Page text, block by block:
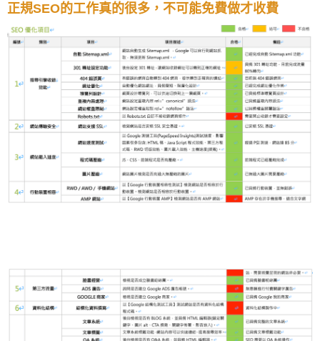
正規SEO的工作真的很多，不可能免費做才收費